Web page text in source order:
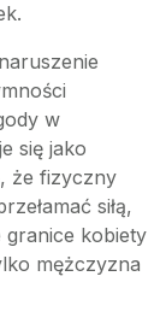
w
się jako
że fizyczny
siłą,
granice kobiety
mężczyzna